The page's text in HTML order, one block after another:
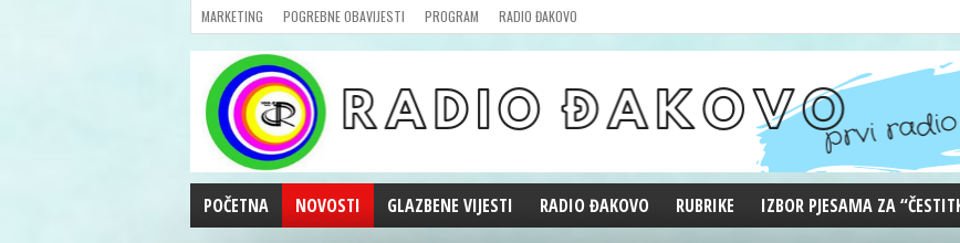
MARKETING POGREBNE OBAVIJESTI PROGRAM RADIO ĐAKOVO
POČETNA NOVOSTI GLAZBENE VIJESTI RADIO ĐAKOVO RUBRIKE IZBOR PJESAMA ZA